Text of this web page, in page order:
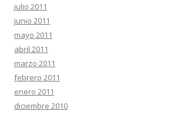
julio 2011
junio 2011
mayo 2011
abril 2011
marzo 2011
febrero 2011
enero 2011
diciembre 2010